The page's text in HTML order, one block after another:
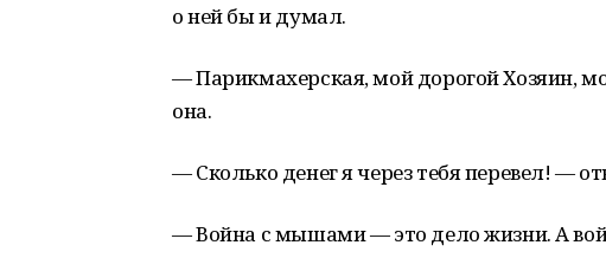
о ней бы и думал.
— Парикмахерская, мой дорогой Хозяин,
она.
— Сколько денег я через тебя перевел! —
— Война с мышами — это дело жизни. А